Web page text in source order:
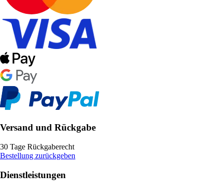
Versand und Rückgabe
30 Tage Rückgaberecht
Bestellung zurückgeben
Dienstleistungen